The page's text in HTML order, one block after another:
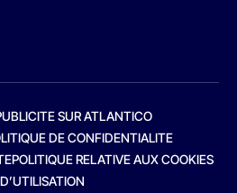
SUR ATLANTICO
DE CONFIDENTIALITE
POLITIQUE RELATIVE AUX COOKIES